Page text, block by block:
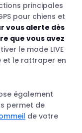
principales
pour chiens et
vous alerte dès
que vous avez
le mode LIVE
et le rattraper en
également
permet de
de votre